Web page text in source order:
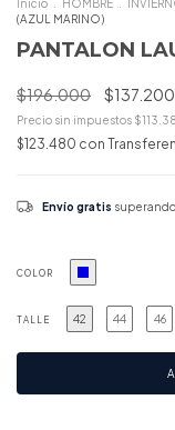
Inicio HOMBRE
(AZUL MARINO)
PANTALON
$196.000 $137.200
Precio sin impuestos
$123.480 con
Envío gratis
COLOR
TALLE 42 44 46